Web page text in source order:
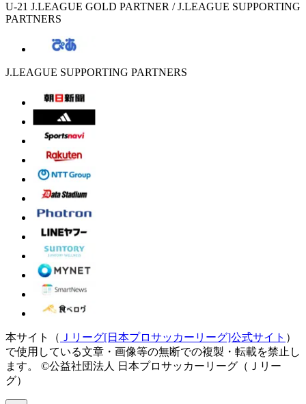
U-21 J.LEAGUE GOLD PARTNER / J.LEAGUE SUPPORTING
PARTNERS
J.LEAGUE SUPPORTING PARTNERS
本サイト（ Ｊリーグ[日本プロサッカーリーグ]公式サイト ）
で使用している文章・画像等の無断での複製・転載を禁止し
ます。
©公益社団法人 日本プロサッカーリーグ（Ｊリー
グ）